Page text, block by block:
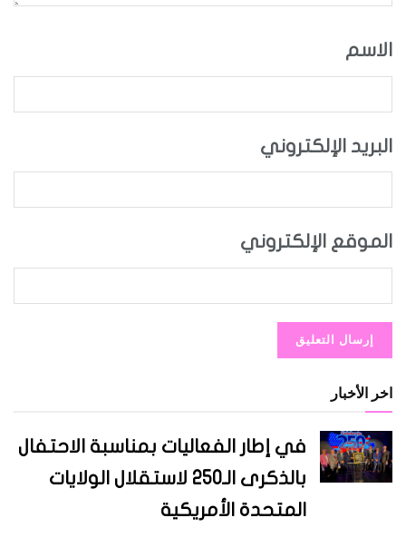
الاسم
البريد الإلكتروني
الموقع الإلكتروني
اخر الأخبار
في إطار الفعاليات بمناسبة الاحتفال
بالذكرى الـ250 لاستقلال الولايات
المتحدة الأمريكية